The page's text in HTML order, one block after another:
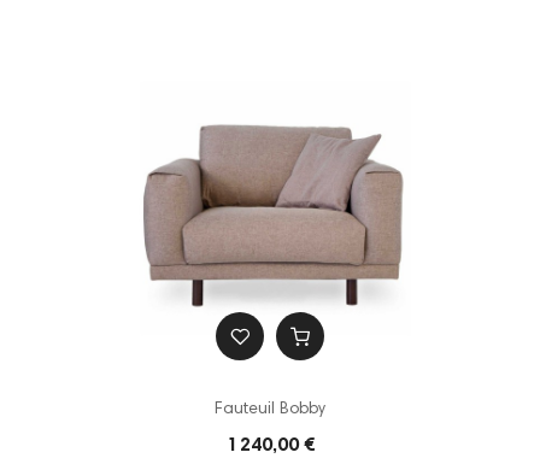
Fauteuil Bobby
1 240,00 €